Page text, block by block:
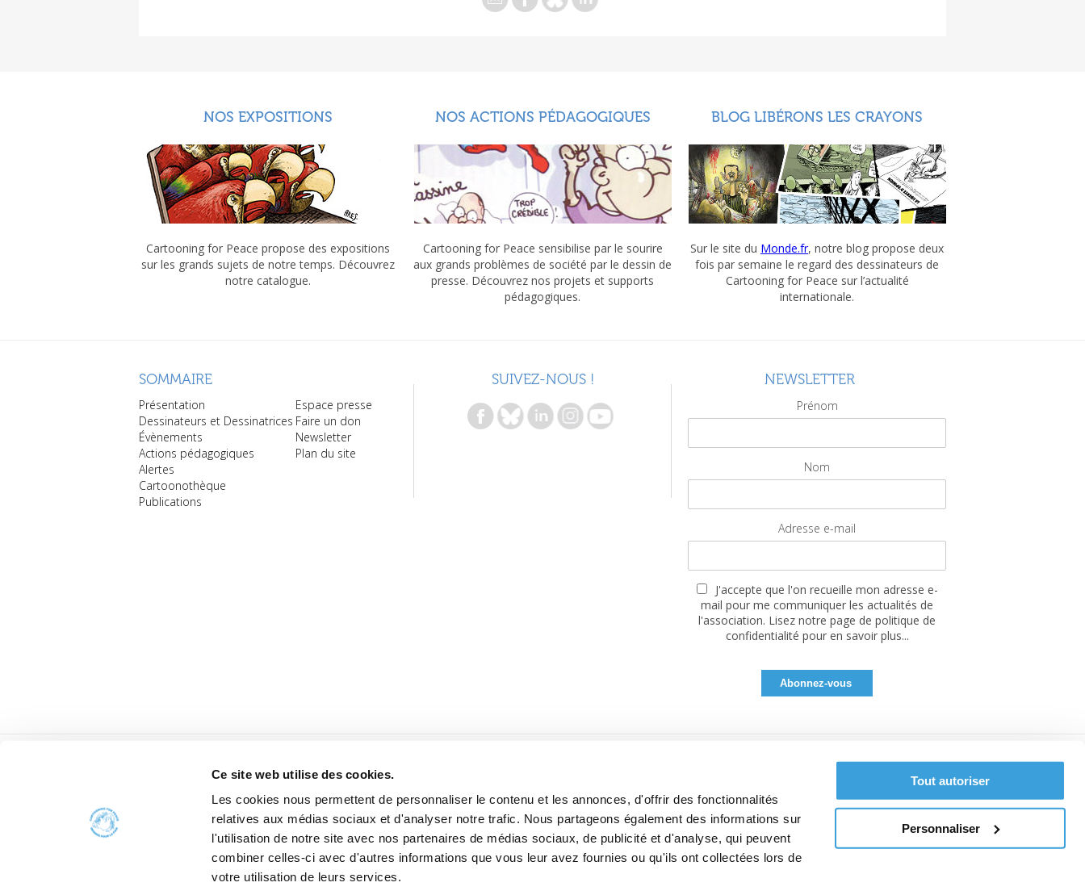
Ce site web utilise des cookies.
Les cookies nous permettent de personnaliser le contenu et les annonces, d'offrir des fonctionnalités
relatives aux médias sociaux et d'analyser notre trafic. Nous partageons également des informations sur
l'utilisation de notre site avec nos partenaires de médias sociaux, de publicité et d'analyse, qui peuvent
combiner celles-ci avec d'autres informations que vous leur avez fournies ou qu'ils ont collectées lors de
votre utilisation de leurs services.
Tout autoriser
Personnaliser
NOS EXPOSITIONS
Cartooning for Peace propose des expositions
sur les grands sujets de notre temps. Découvrez
notre catalogue.
NOS ACTIONS PÉDAGOGIQUES
Cartooning for Peace sensibilise par le sourire
aux grands problèmes de société par le dessin de
presse. Découvrez nos projets et supports
pédagogiques.
BLOG LIBÉRONS LES CRAYONS
Sur le site du Monde.fr, notre blog propose deux
fois par semaine le regard des dessinateurs de
Cartooning for Peace sur l’actualité
internationale.
SOMMAIRE
Présentation
Dessinateurs et Dessinatrices
Évènements
Actions pédagogiques
Alertes
Cartoonothèque
Publications
Espace presse
Faire un don
Newsletter
Plan du site
SUIVEZ-NOUS ! NEWSLETTER
Prénom
Nom
Adresse e-mail
J'accepte que l'on recueille mon adresse e-
mail pour me communiquer les actualités de
l'association. Lisez notre page de politique de
confidentialité pour en savoir plus...
Site réalisé avec le soutien de la MGEN, Mutuelle Santé Prévoyance